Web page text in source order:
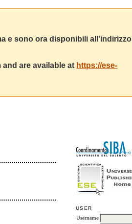
e sono ora disponibili all'indirizzo
are available at https://ese-
USER
Username